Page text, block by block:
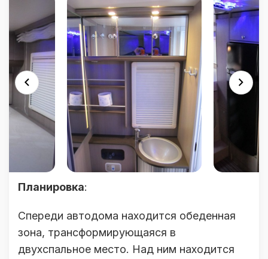
Планировка:
Спереди автодома находится обеденная
зона, трансформирующаяся в
двухспальное место. Над ним находится